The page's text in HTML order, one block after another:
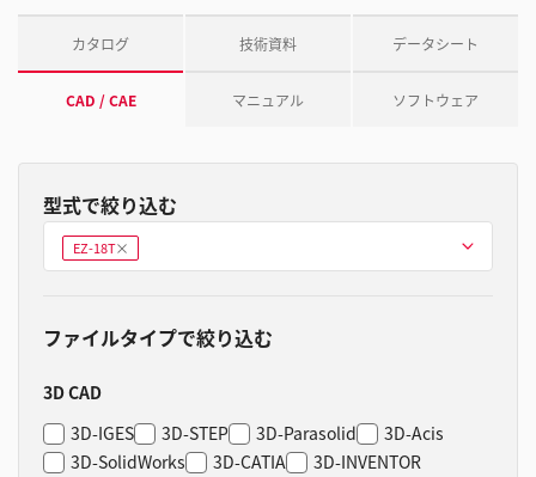
カタログ 技術資料 データシート
CAD / CAE マニュアル ソフトウェア
型式で絞り込む
型式を選ぶ
EZ-18T削
除
ファイルタイプで絞り込む
3D CAD
3D-IGES
3D-STEP 3D-Parasolid
3D-Acis
3D-SolidWorks
3D-CATIA
3D-INVENTOR